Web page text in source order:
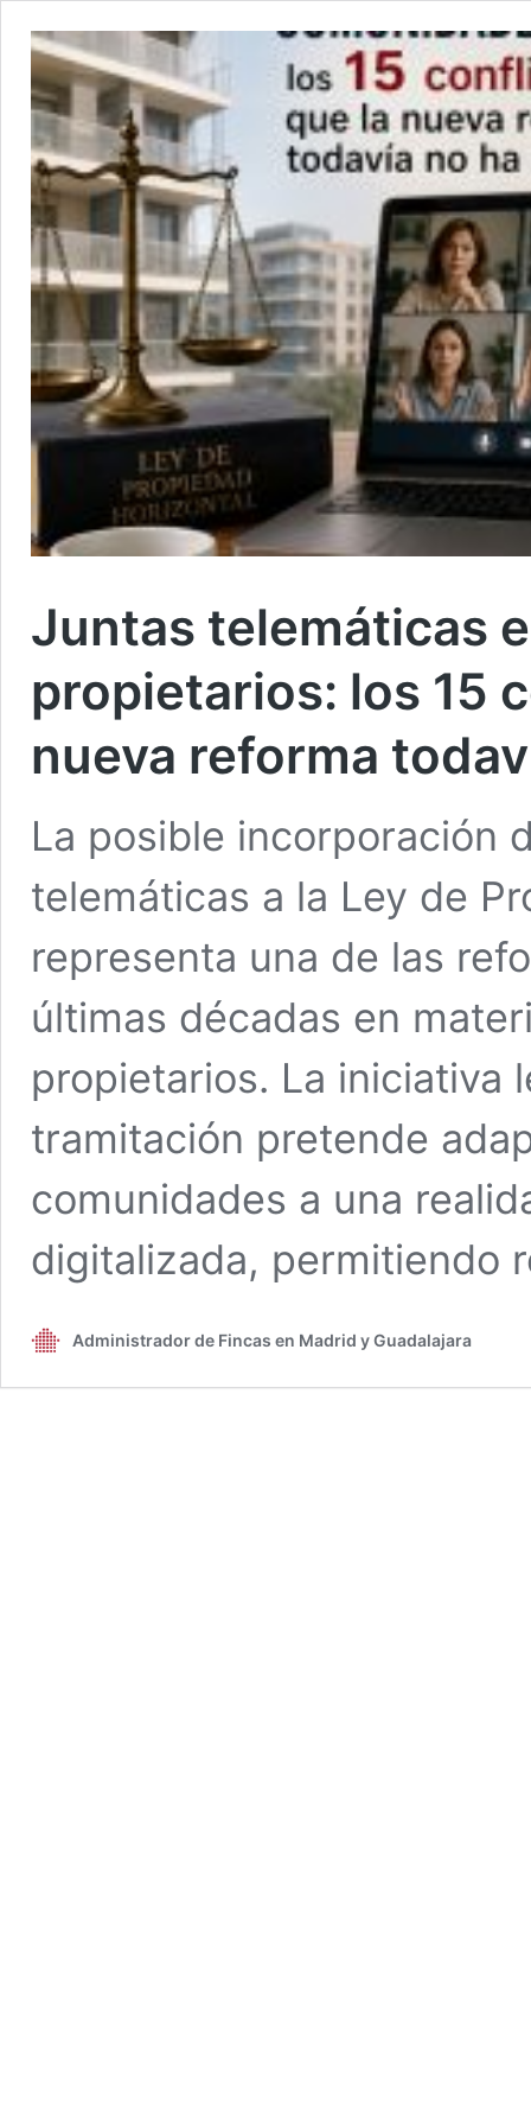
Juntas telemáticas
propietarios: los 15
nueva reforma
La posible incorporación
telemáticas a la Ley de
representa una de las
últimas décadas en
propietarios. La iniciativa
tramitación pretende
comunidades a una
digitalizada, permitiendo
Administrador de Fincas en Madrid y Guadalajara